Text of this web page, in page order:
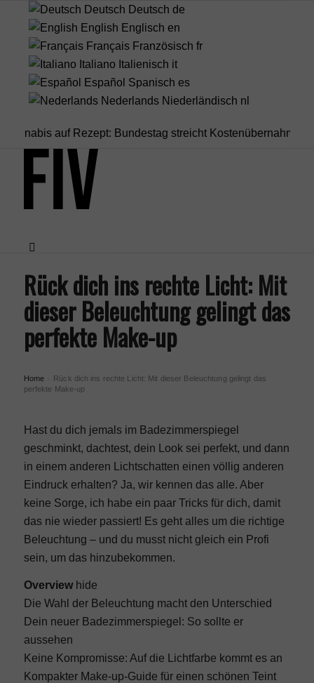
Deutsch Deutsch de
English Englisch en
Français Französisch fr
Italiano Italienisch it
Español Spanisch es
Nederlands Niederländisch nl
auf Rezept: Bundestag streicht Kostenübernahme für...
Menü
Rück dich ins rechte Licht: Mit
dieser Beleuchtung gelingt das
perfekte Make-up
Home
Rück dich ins rechte Licht: Mit dieser Beleuchtung gelingt das
perfekte Make-up
Hast du dich jemals im Badezimmerspiegel
geschminkt, dachtest, dein Look sei perfekt, und dann
in einem anderen Lichtschatten einen völlig anderen
Eindruck erhalten? Ja, wir kennen das alle. Aber
keine Sorge, ich habe ein paar Tricks für dich, damit
das nie wieder passiert! Es geht alles um die richtige
Beleuchtung – und du musst nicht gleich ein Profi
sein, um das hinzubekommen.
Overview hide
Die Wahl der Beleuchtung macht den Unterschied
Dein neuer Badezimmerspiegel: So sollte er
aussehen
Keine Kompromisse: Auf die Lichtfarbe kommt es an
Kompakter Make-up-Guide für einen schönen Teint